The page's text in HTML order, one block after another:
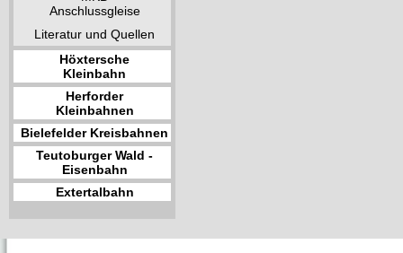
Anschlussgleise
Literatur und Quellen
Höxtersche
Kleinbahn
Herforder
Kleinbahnen
Bielefelder Kreisbahnen
Teutoburger Wald -
Eisenbahn
Extertalbahn